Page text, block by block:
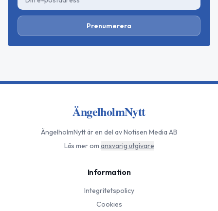
Prenumerera
ÄngelholmNytt
ÄngelholmNyttär en del av Notisen Media AB
Läs mer om ansvarig utgivare
Information
Integritetspolicy
Cookies